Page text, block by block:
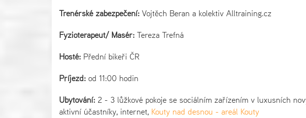
Trenérské zabezpečení:Vojtěch Beran a kolektiv Alltraining.cz
Fyzioterapeut/ Masér:Tereza Trefná
Hosté:Přední bikeři ČR
Příjezd:od 11:00 hodin
Ubytování:2 - 3 lůžkové pokoje se sociálním zařízením v luxusních
aktivní účastníky, internet, Kouty nad desnou - areál Kouty